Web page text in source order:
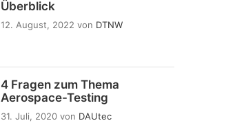
Überblick
12. August, 2022 von DTNW
4 Fragen zum Thema
Aerospace-Testing
31. Juli, 2020 von DAUtec